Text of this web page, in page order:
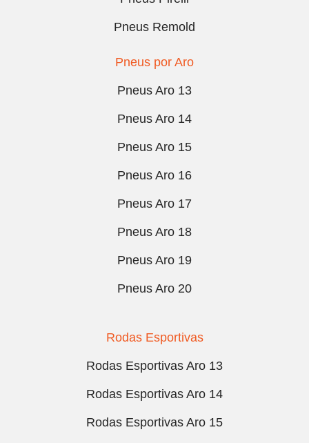
Pneus Remold
Pneus por Aro
Pneus Aro 13
Pneus Aro 14
Pneus Aro 15
Pneus Aro 16
Pneus Aro 17
Pneus Aro 18
Pneus Aro 19
Pneus Aro 20
Rodas Esportivas
Rodas Esportivas Aro 13
Rodas Esportivas Aro 14
Rodas Esportivas Aro 15